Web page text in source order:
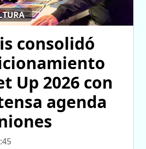
consolidó
Up 2026 con
agenda